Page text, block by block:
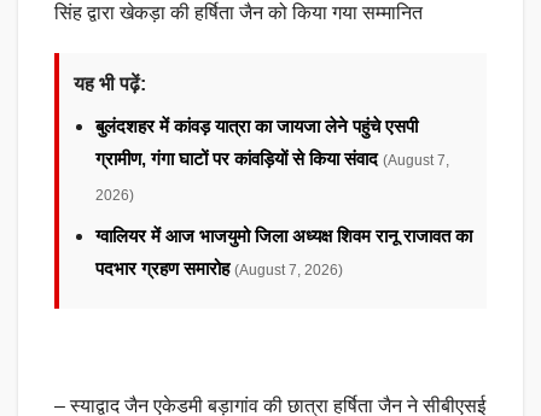
सिंह द्वारा खेकड़ा की हर्षिता जैन को किया गया सम्मानित
यह भी पढ़ें:
बुलंदशहर में कांवड़ यात्रा का जायजा लेने पहुंचे एसपी
ग्रामीण, गंगा घाटों पर कांवड़ियों से किया संवाद (August 7,
2026)
ग्वालियर में आज भाजयुमो जिला अध्यक्ष शिवम रानू राजावत का
पदभार ग्रहण समारोह (August 7, 2026)
– स्याद्वाद जैन एकेडमी बड़ागांव की छात्रा हर्षिता जैन ने सीबीएसई